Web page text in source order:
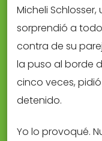
Micheli
sorprendió a
contra de su
la puso al borde
cinco veces,
detenido.
Yo lo provoqué.